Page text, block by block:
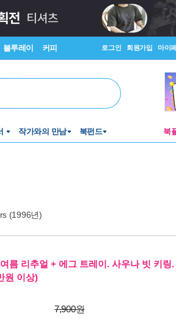
블루레이 커피 로그인 회원가입 마이
작가와의 만남 북펀드 북
(1996년)
름 리추얼 + 에그 트레이. 사우나 빗 키링
원 이상)
7,900원